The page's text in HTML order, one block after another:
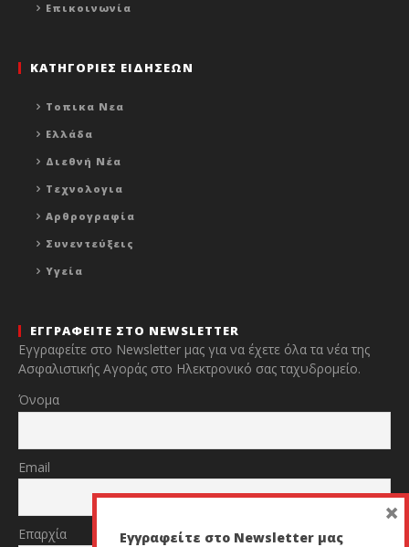
Επικοινωνία
ΚΑΤΗΓΟΡΙΕΣ ΕΙΔΗΣΕΩΝ
Τοπικα Νεα
Ελλάδα
Διεθνή Νέα
Τεχνολογια
Αρθρογραφία
Συνεντεύξεις
Υγεία
ΕΓΓΡΑΦΕΙΤΕ ΣΤΟ NEWSLETTER
Εγγραφείτε στο Newsletter μας για να έχετε όλα τα νέα της
Ασφαλιστικής Αγοράς στο Ηλεκτρονικό σας ταχυδρομείο.
Όνομα
Email
Επαρχία Εγγραφείτε στο Newsletter μας
×